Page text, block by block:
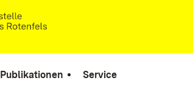
Publikationen Service